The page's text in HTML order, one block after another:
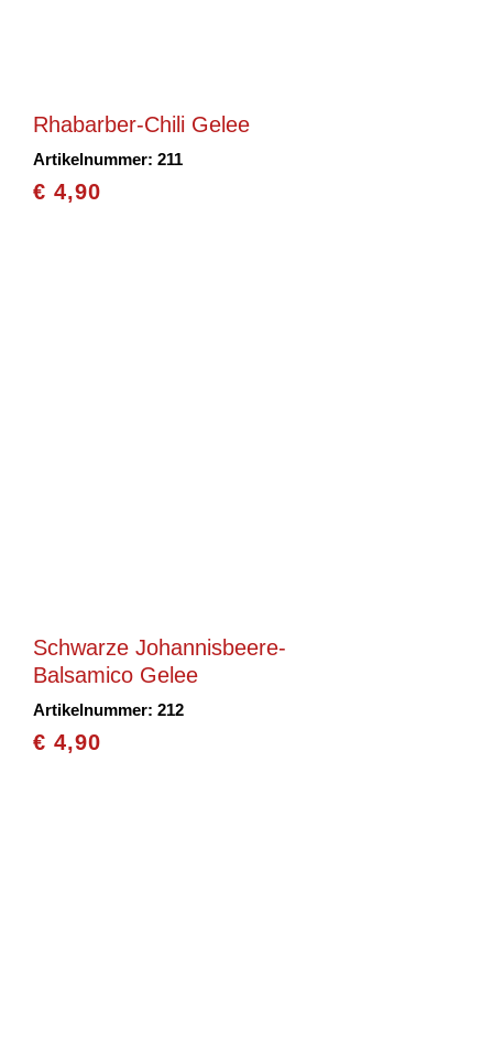
Rhabarber-Chili Gelee
Artikelnummer: 211
€ 4,90
Schwarze Johannisbeere-
Balsamico Gelee
Artikelnummer: 212
€ 4,90